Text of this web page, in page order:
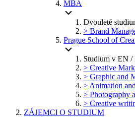
MBA
Dvouleté
> Brand
Prague School of
Studium v EN /
> Creative
> Graphic and
> Animation
> Photography
> Creative
ZÁJEMCI O STUDIUM